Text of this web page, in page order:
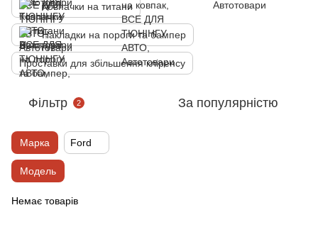
Ковпачки на титани
Накладки на пороги та бампер
Проставки для збільшення кліренсу
Фільтр 2 За популярністю
Марка Ford
Модель
Немає товарів